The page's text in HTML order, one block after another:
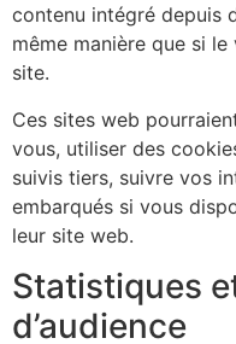
contenu intégré depuis
même manière que si
site.
Ces sites web
vous, utiliser des
suivis tiers, suivre vos
embarqués si vous
leur site web.
Statistiques
d’audience